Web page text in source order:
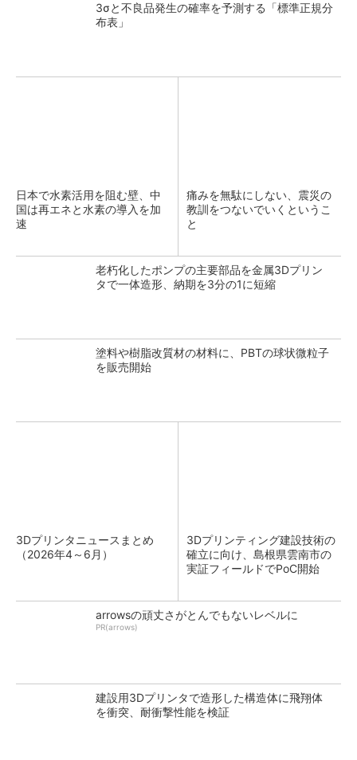
3σと不良品発生の確率を予測する「標準正規分
布表」
日本で水素活用を阻む壁、中
国は再エネと水素の導入を加
速
痛みを無駄にしない、震災の
教訓をつないでいくというこ
と
老朽化したポンプの主要部品を金属3Dプリン
タで一体造形、納期を3分の1に短縮
塗料や樹脂改質材の材料に、PBTの球状微粒子
を販売開始
3Dプリンタニュースまとめ
（2026年4～6月）
3Dプリンティング建設技術の
確立に向け、島根県雲南市の
実証フィールドでPoC開始
arrowsの頑丈さがとんでもないレベルに
PR(arrows)
建設用3Dプリンタで造形した構造体に飛翔体
を衝突、耐衝撃性能を検証